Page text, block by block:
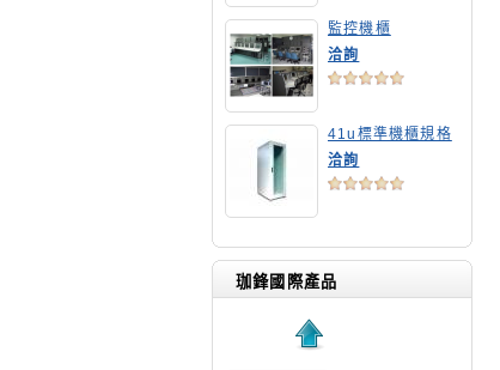
監控機櫃
洽詢
41u標準機櫃規格
洽詢
珈鋒國際產品